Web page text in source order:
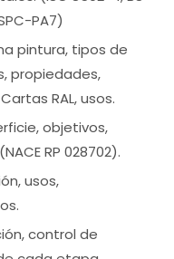
PA7)
pintura, tipos de
propiedades,
RAL, usos.
objetivos,
RP 028702).
usos,
control de